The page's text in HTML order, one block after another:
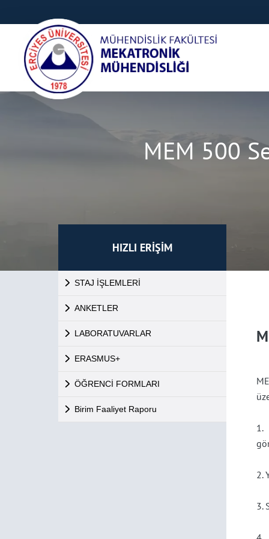
MEM 500
HIZLI ERİŞİM
STAJ İŞLEMLERİ
ANKETLER
LABORATUVARLAR
ERASMUS+
ÖĞRENCİ FORMLARI
Birim Faaliyet Raporu
1.
2.
3.